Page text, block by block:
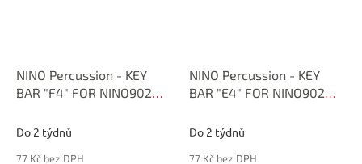
NINO Percussion - KEY
BAR "F4" FOR NINO902
23
Do 2 týdnů
77 Kč bez DPH
NINO Percussion - KEY
BAR "E4" FOR NINO902
22
Do 2 týdnů
77 Kč bez DPH